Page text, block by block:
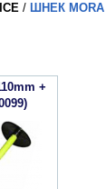
/ ШНЕК
+